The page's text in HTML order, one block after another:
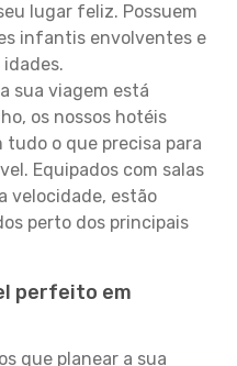
lugar feliz. Possuem
infantis envolventes e
sua viagem está
os nossos hotéis
o que precisa para
Equipados com salas
velocidade, estão
perto dos principais
perfeito em
que planear a sua